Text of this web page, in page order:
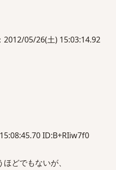
2012/05/26(土) 15:03:14.92
ID:B+RIiw7f0
どでもないが、